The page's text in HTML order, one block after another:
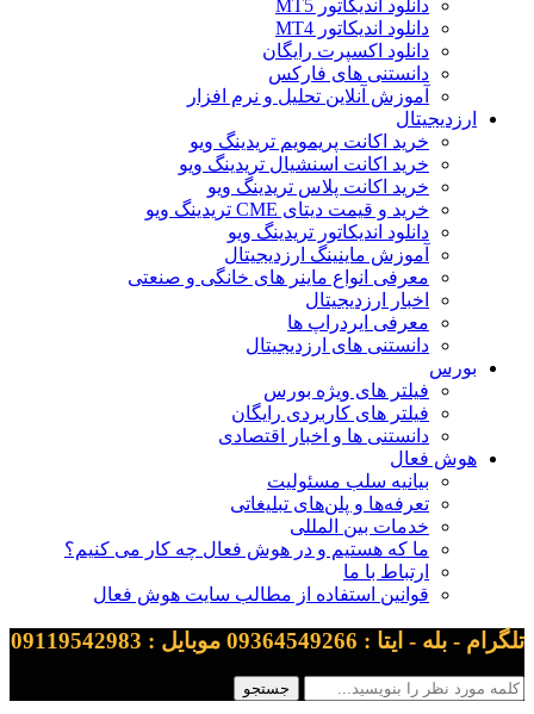
دانلود اندیکاتور MT5
دانلود اندیکاتور MT4
دانلود اکسپرت رایگان
دانستنی های فارکس
آموزش آنلاین تحلیل و نرم افزار
ارزدیجیتال
خرید اکانت پریمویم تریدینگ ویو
خرید اکانت اسنشیال تریدینگ ویو
خرید اکانت پلاس تریدینگ ویو
خرید و قیمت دیتای CME تریدینگ ویو
دانلود اندیکاتور تریدینگ ویو
آموزش ماینینگ ارزدیجیتال
معرفی انواع ماینر های خانگی و صنعتی
اخبار ارزدیجیتال
معرفی ایردراپ ها
دانستنی های ارزدیجیتال
بورس
فیلتر های ویژه بورس
فیلتر های کاربردی رایگان
دانستنی ها و اخبار اقتصادی
هوش فعال
بیانیه سلب مسئولیت
تعرفه‌ها و پلن‌های تبلیغاتی
خدمات بین المللی
ما که هستیم و در هوش فعال چه کار می کنیم؟
ارتباط با ما
قوانین استفاده از مطالب سایت هوش فعال
تلگرام - بله - ایتا : 09364549266 موبایل : 09119542983